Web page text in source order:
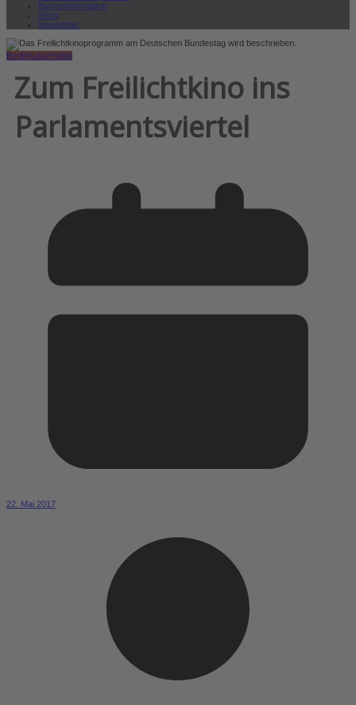
Bürgerinformation
Shop
Newsletter
BerlinKulturPolitik
Zum Freilichtkino ins
Parlamentsviertel
22. Mai 2017